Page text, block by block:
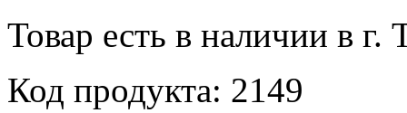
Товар есть в наличии в г.
Код продукта: 2149